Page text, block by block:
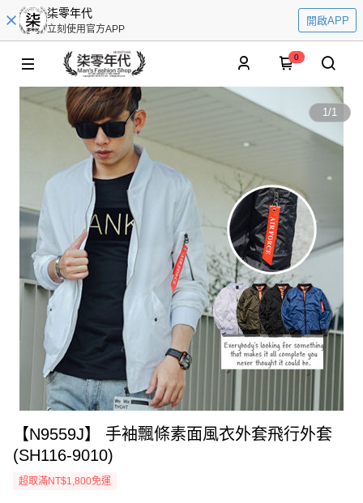
柒零年代
立刻使用官方APP
開啟APP
0
1/1
【N9559J】 手袖飄條素面風衣外套飛行外套
(SH116-9010)
超取滿NT$1,800免運